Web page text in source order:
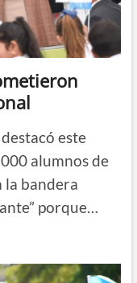
este
alumnos de
la bandera
porque…